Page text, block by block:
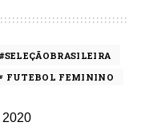
#SELEÇÃOBRASILEIRA
FUTEBOL FEMININO
2020